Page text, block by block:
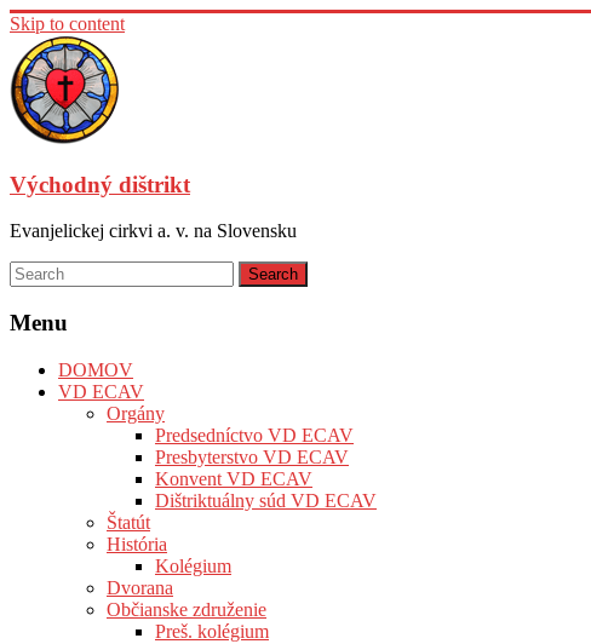
Skip to content
Východný dištrikt
Evanjelickej cirkvi a. v. na Slovensku
Menu
DOMOV
VD ECAV
Orgány
Predsedníctvo VD ECAV
Presbyterstvo VD ECAV
Konvent VD ECAV
Dištriktuálny súd VD ECAV
Štatút
História
Kolégium
Dvorana
Občianske združenie
Preš. kolégium